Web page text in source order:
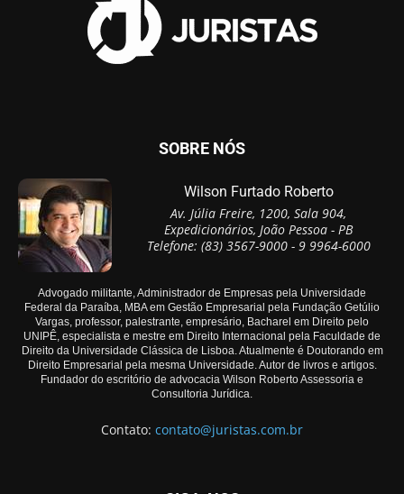
SOBRE NÓS
Wilson Furtado Roberto
Av. Júlia Freire, 1200, Sala 904,
Expedicionários, João Pessoa - PB
Telefone: (83) 3567-9000 - 9 9964-6000
Advogado militante, Administrador de Empresas pela Universidade
Federal da Paraíba, MBA em Gestão Empresarial pela Fundação Getúlio
Vargas, professor, palestrante, empresário, Bacharel em Direito pelo
UNIPÊ, especialista e mestre em Direito Internacional pela Faculdade de
Direito da Universidade Clássica de Lisboa. Atualmente é Doutorando em
Direito Empresarial pela mesma Universidade. Autor de livros e artigos.
Fundador do escritório de advocacia Wilson Roberto Assessoria e
Consultoria Jurídica.
Contato: contato@juristas.com.br